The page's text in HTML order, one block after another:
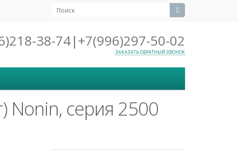
38-74|+7(996)297-50-02
ЗАКАЗАТЬ ОБРАТНЫЙ ЗВОНОК
Nonin, серия 2500